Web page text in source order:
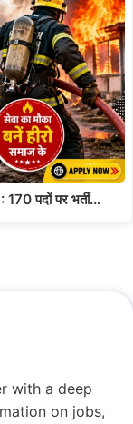
पदों पर भर्ती…
with a deep
on jobs,